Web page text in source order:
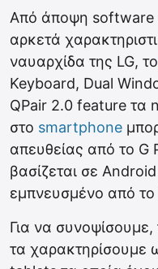
Από άποψη software
αρκετά
ναυαρχίδα της LG, το
Keyboard, Dual
QPair 2.0 feature τα
στο smartphone
απευθείας από το
βασίζεται σε
εμπνευσμένο από το
Για να
τα